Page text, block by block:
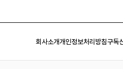
회사소개개인정보처리방침구독